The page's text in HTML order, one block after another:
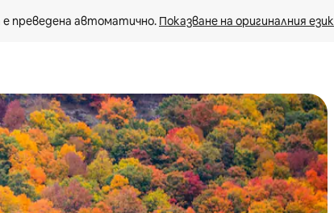
преведена автоматично. Показване на оригиналния език